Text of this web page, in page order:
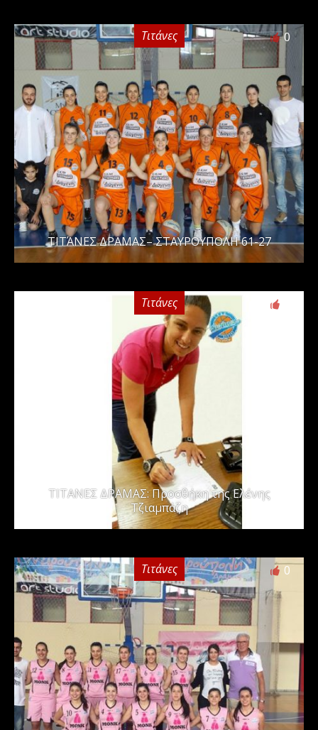
Τιτάνες 0
ΤΙΤΆΝΕΣ ΔΡΑΜΑΣ– ΣΤΑΥΡΟΥΠΟΛΗ 61-27
Τιτάνες
ΤΙΤΑΝΕΣ ΔΡΑΜΑΣ: Προσθήκη της Ελένης
Τζιαμπάζη
Τιτάνες 0